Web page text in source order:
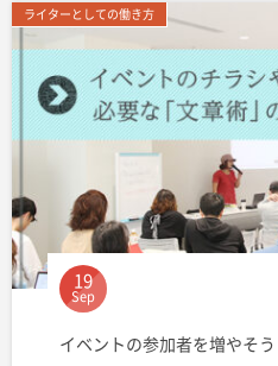
ライターとしての働き方
19
Sep
イベントの参加者を増やそ